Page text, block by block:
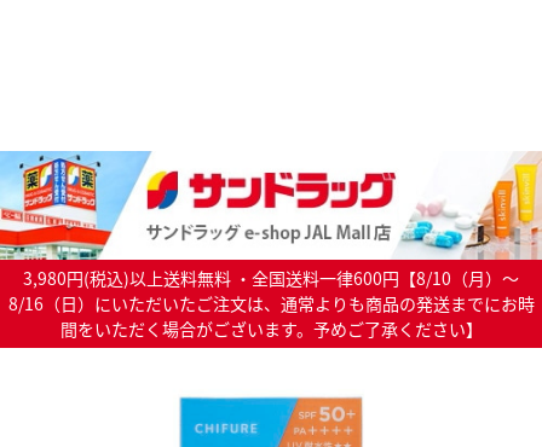
3,980円(税込)以上送料無料 ・全国送料一律600円【8/10（月）～
8/16（日）にいただいたご注文は、通常よりも商品の発送までにお時
間をいただく場合がございます。予めご了承ください】